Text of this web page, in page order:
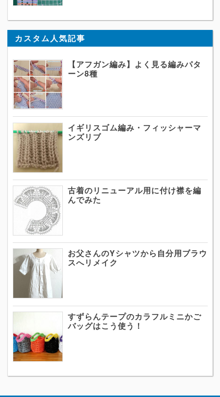
カスタム人気記事
【アフガン編み】よく見る編みパタ
ーン8種
イギリスゴム編み・フィッシャーマ
ンズリブ
古着のリニューアル用に付け襟を編
んでみた
お父さんのYシャツから自分用ブラウ
スへリメイク
すずらんテープのカラフルミニかご
バッグはこう使う！